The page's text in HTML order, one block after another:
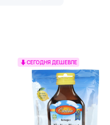
СЕГОДНЯ ДЕШЕВЛЕ